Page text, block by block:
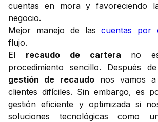
cuentas en mora y favoreciendo
negocio.
Mejor manejo de lascuentas por
flujo.
El recaudo de cartera no
procedimiento sencillo. Después
gestión de recaudonos vamos a
clientes difíciles. Sin embargo, es
gestión eficiente y optimizada si
soluciones tecnológicas como